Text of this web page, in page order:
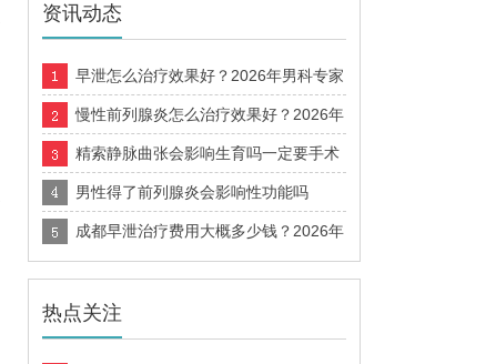
资讯动态
早泄怎么治疗效果好？2026年男科专家
推荐的科学诊疗方案
慢性前列腺炎怎么治疗效果好？2026年
男科诊疗方法科普指南
精索静脉曲张会影响生育吗一定要手术
吗多久能恢复
男性得了前列腺炎会影响性功能吗
成都早泄治疗费用大概多少钱？2026年
热点关注